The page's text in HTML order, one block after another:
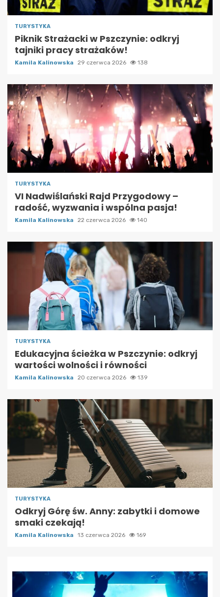
TURYSTYKA
Piknik Strażacki w Pszczynie: odkryj
tajniki pracy strażaków!
Kamila Kalinowska 29 czerwca 2026 138
TURYSTYKA
VI Nadwiślański Rajd Przygodowy –
radość, wyzwania i wspólna pasja!
Kamila Kalinowska 22 czerwca 2026 140
TURYSTYKA
Edukacyjna ścieżka w Pszczynie: odkryj
wartości wolności i równości
Kamila Kalinowska 20 czerwca 2026 139
TURYSTYKA
Odkryj Górę św. Anny: zabytki i domowe
smaki czekają!
Kamila Kalinowska 13 czerwca 2026 169